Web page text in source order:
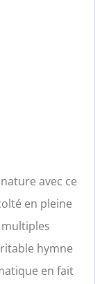
avec ce
en pleine
hymne
en fait